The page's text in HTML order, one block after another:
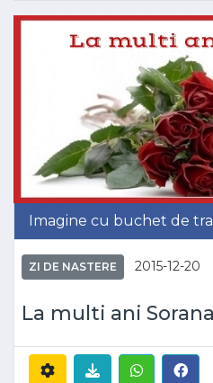
Imagine cu buchet de
ZI DE NASTERE 2015-12-20
La multi ani